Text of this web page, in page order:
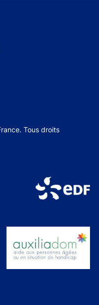
Tous droits